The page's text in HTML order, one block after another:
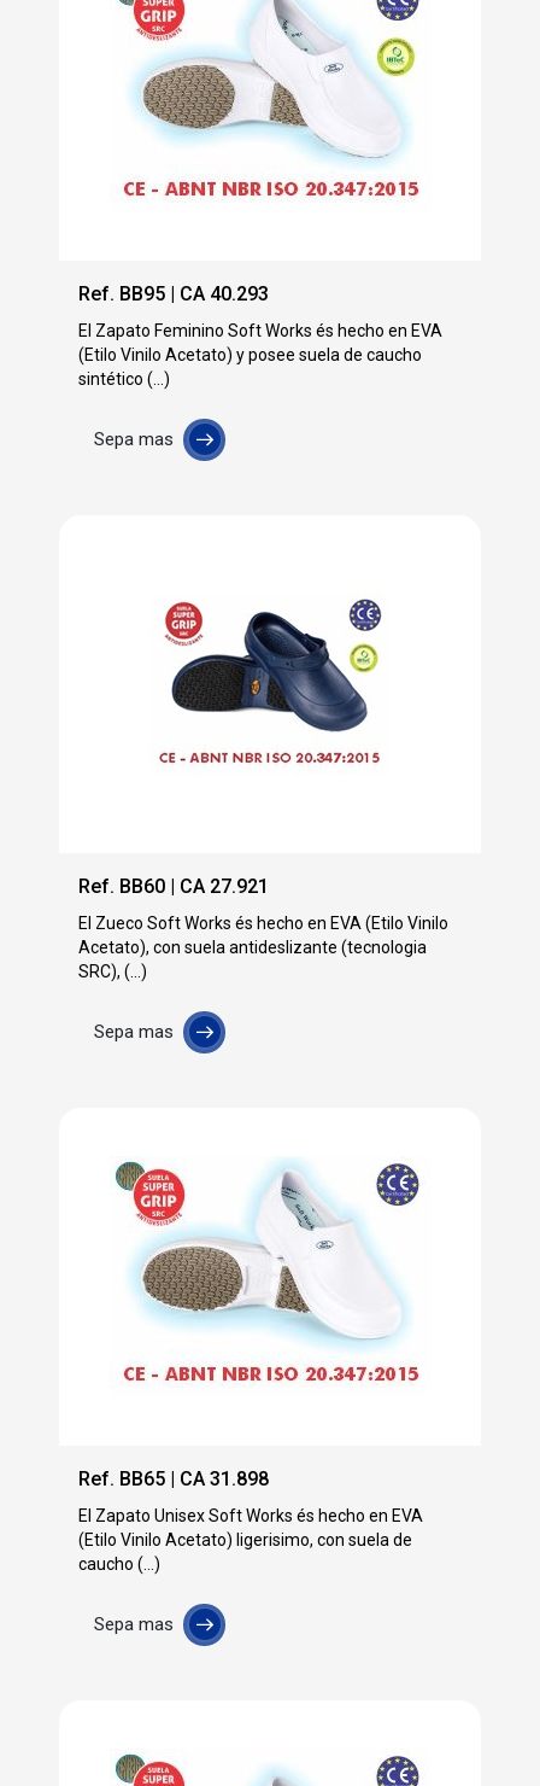
Ref. BB95 | CA 40.293
El Zapato Feminino Soft Works és hecho en EVA
(Etilo Vinilo Acetato) y posee suela de caucho
sintético (...)
Sepa mas
Ref. BB60 | CA 27.921
El Zueco Soft Works és hecho en EVA (Etilo Vinilo
Acetato), con suela antideslizante (tecnologia
SRC), (...)
Sepa mas
Ref. BB65 | CA 31.898
El Zapato Unisex Soft Works és hecho en EVA
(Etilo Vinilo Acetato) ligerisimo, con suela de
caucho (...)
Sepa mas